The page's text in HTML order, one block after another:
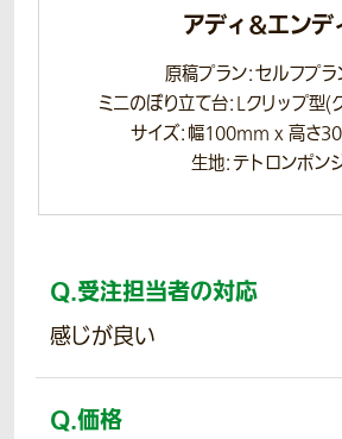
アディ&エンデ
原稿プラン：セルフプラ
ミニのぼり立て台：Lクリップ型(
サイズ：幅100mm x 高さ
生地：テトロンポン
Q.受注担当者の対応
感じが良い
Q.価格